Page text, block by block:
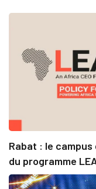
Rabat : le campus
du programme